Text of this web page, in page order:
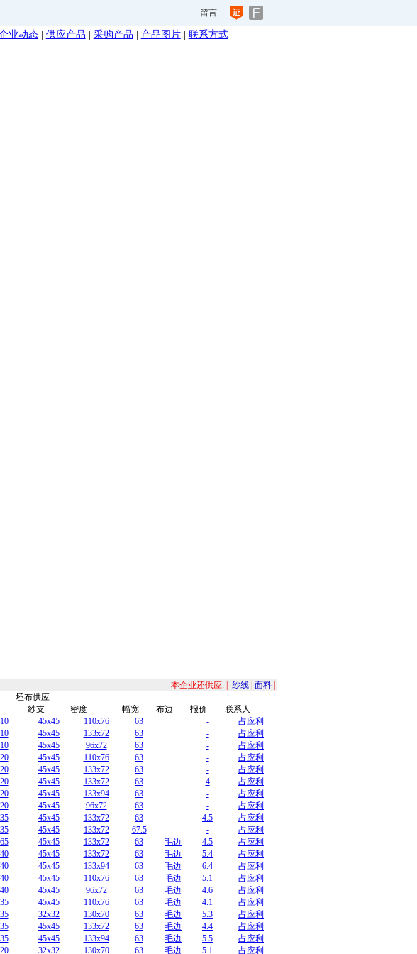
留言
业动态| 供应产品 采购产品 产品图片| 联系方式
本企业还供应: | 纱线 面料
坯布供应
纱支 密度 幅宽 布边 报价
联系人
45x45 110x76 63 -
占应利
45x45 133x72 63 -
占应利
45x45 96x72 63 -
占应利
45x45 110x76 63 -
占应利
45x45 133x72 63 -
占应利
45x45 133x72 63 4
占应利
45x45 133x94 63 -
占应利
45x45 96x72 63 -
占应利
45x45 133x72 63 4.5
占应利
45x45 133x72 67.5 -
占应利
45x45 133x72 63 毛边 4.5
占应利
45x45 133x72 63 毛边 5.4
占应利
45x45 133x94 63 毛边 6.4
占应利
45x45 110x76 63 毛边 5.1
占应利
45x45 96x72 63 毛边 4.6
占应利
45x45 110x76 63 毛边 4.1
占应利
32x32 130x70 63 毛边 5.3
占应利
45x45 133x72 63 毛边 4.4
占应利
45x45 133x94 63 毛边 5.5
占应利
32x32 130x70 63 毛边 5.1 占应利